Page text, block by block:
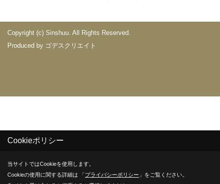
Copyright (c) Sinshuu. All Rights Reserved.
Produced by ゴデスクリエイト
Cookieポリシー
当サイトではCookieを使用します。
Cookieの使用に関する詳細は 「プライバシーポリシー 」をご覧ください。